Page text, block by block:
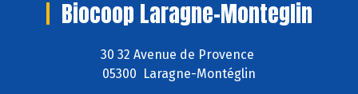
Biocoop Laragne-Monteglin
30 32 Avenue de Provence
05300 Laragne-Montéglin